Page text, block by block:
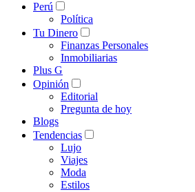
Perú
Política
Tu Dinero
Finanzas Personales
Inmobiliarias
Plus G
Opinión
Editorial
Pregunta de hoy
Blogs
Tendencias
Lujo
Viajes
Moda
Estilos